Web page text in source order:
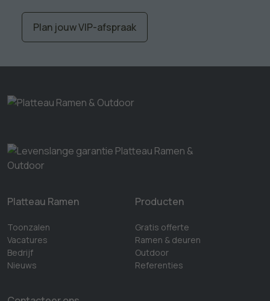
Plan jouw VIP-afspraak
Platteau Ramen
Toonzalen
Vacatures
Bedrijf
Nieuws
Producten
Gratis offerte
Ramen & deuren
Outdoor
Referenties